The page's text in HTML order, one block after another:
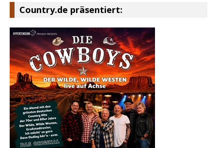
Country.de präsentiert: